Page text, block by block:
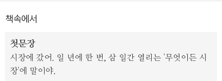
운 순간인지 드러내고, 위로하며, 지지한다. 때론 도발적으로 사건을
던지고 때론 섬세하고 치밀하게 인물의 내면을 좇으며 직조해 낸 이
야기의 모자이크에서 아이들은 자신의 고민과 맞닿아 있는 퍼즐 한
책속에서
첫문장
시장에 갔어. 일 년에 한 번, 삼 일간 열리는 '무엇이든 시
장'에 말이야.